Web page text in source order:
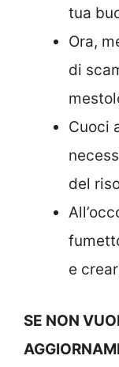
tua
Ora,
di
Cuoci
del
e
SE NON